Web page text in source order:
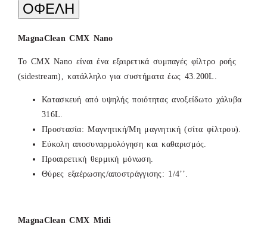
ΟΦΕΛΗ
MagnaClean CMX Nano
Το CMX Nano είναι ένα εξαιρετικά συμπαγές φίλτρο ροής
(sidestream), κατάλληλο για συστήματα έως 43.200L.
Κατασκευή από υψηλής ποιότητας ανοξείδωτο χάλυβα
316L.
Προστασία: Μαγνητική/Μη μαγνητική (σίτα φίλτρου).
Εύκολη αποσυναρμολόγηση και καθαρισμός.
Προαιρετική θερμική μόνωση.
Θύρες εξαέρωσης/αποστράγγισης: 1/4’’.
MagnaCleanCMX Midi